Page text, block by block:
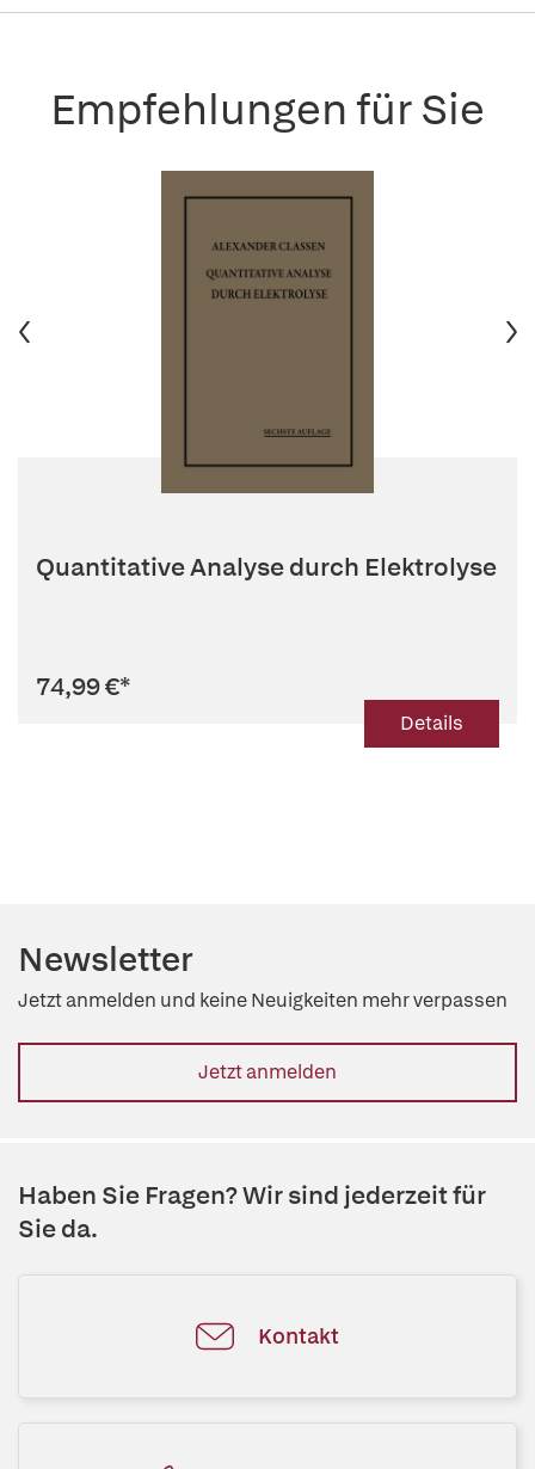
Empfehlungen für Sie
Quantitative Analyse durch Elektrolyse
74,99 €*
Details
Newsletter
Jetzt anmelden und keine Neuigkeiten mehr verpassen
Jetzt anmelden
Haben Sie Fragen? Wir sind jederzeit für
Sie da.
Kontakt